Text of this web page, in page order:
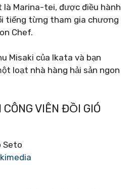
là Marina-tei, được điều hành
tiếng từng tham gia chương
Chef.
Misaki của Ikata và bạn
loạt nhà hàng hải sản ngon
VIÊN ĐỒI GIÓ